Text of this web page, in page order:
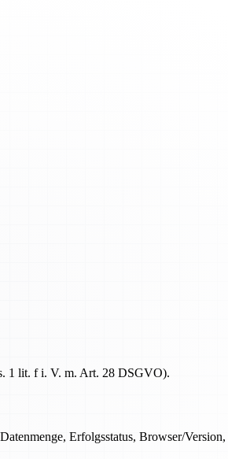
1 lit. f i. V. m. Art. 28 DSGVO).
Erfolgsstatus, Browser/